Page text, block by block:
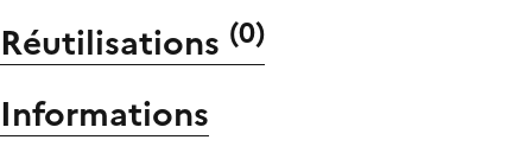
Réutilisations (0)
Informations